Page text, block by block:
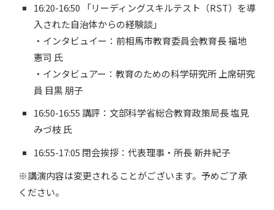
16:20-16:50 「リーディングスキルテスト（RST）を導
入された自治体からの経験談」
・インタビュイー：前相馬市教育委員会教育長 福地
憲司 氏
・インタビュアー：教育のための科学研究所 上席研究
員 目黒 朋子
16:50-16:55 講評：文部科学省総合教育政策局長 塩見
みづ枝 氏
16:55-17:05 閉会挨拶：代表理事・所長 新井紀子
※講演内容は変更されることがございます。予めご了承
ください。